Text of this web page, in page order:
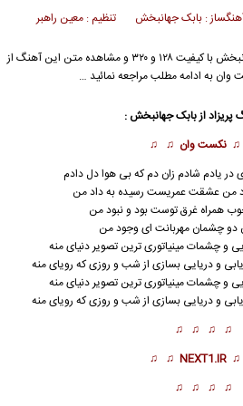
: بابک جهانبخش تنظیم : معین راهبر
با کیفیت ۱۲۸ و ۳۲۰ و مشاهده متن این آهنگ از
به ادامه مطلب مراجعه نمائید …
ازبابک جهانبخش :
نکست وان ♫ ♫
یادم شادم زان دم که بی هوا دل دادم
من عشقت عمریست رسیده به داد من
همراه غرق توست بود و نبود من
دو چشمان مهربانت ای وجود من
و چشمات مینیاتوری ترین تصویر دنیای منه
و دریایی بسازی از شب و روزی که رویای منه
و چشمات مینیاتوری ترین تصویر دنیای منه
و دریایی بسازی از شب و روزی که رویای منه
♫ ♫ ♫ ♫
NEXT1.IR
♫ ♫
♫ ♫ ♫ ♫